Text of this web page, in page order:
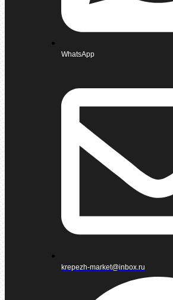
WhatsApp
krepezh-market@inbox.ru